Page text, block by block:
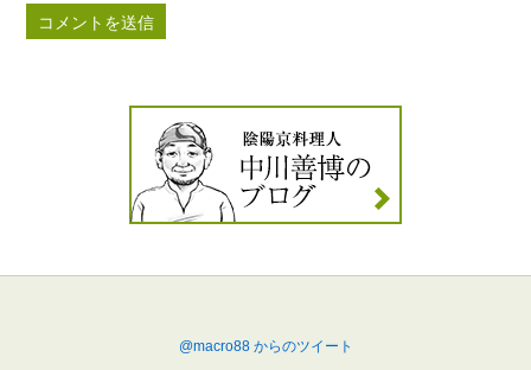
@macro88 からのツイート